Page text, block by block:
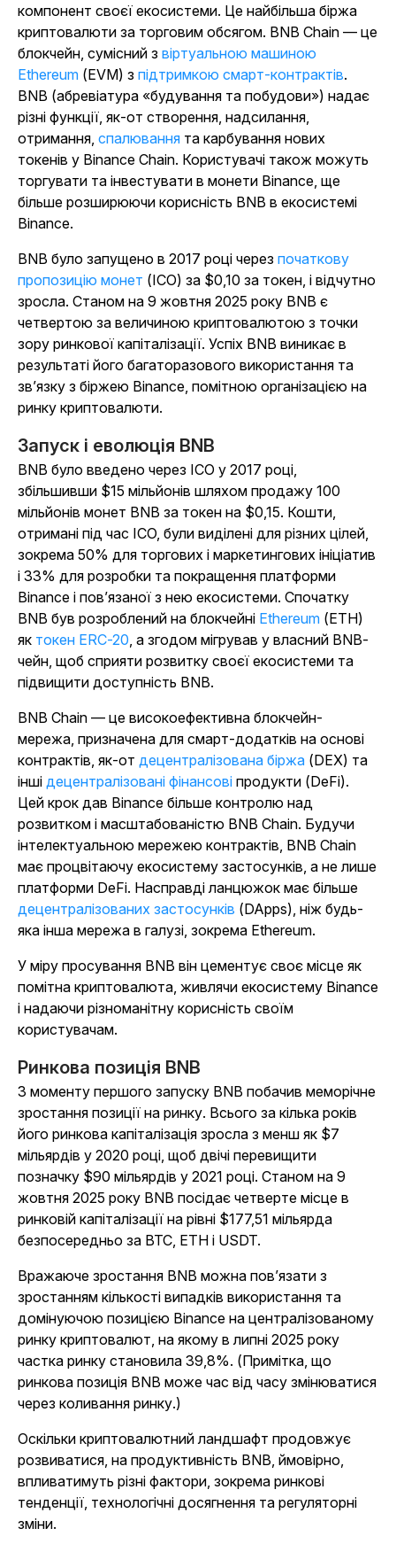
компонент своєї екосистеми. Це найбільша біржа
криптовалюти за торговим обсягом. BNB Chain — це
блокчейн, сумісний з віртуальною машиною
Ethereum (EVM) з підтримкою смарт-контрактів.
BNB (абревіатура «будування та побудови») надає
різні функції, як-от створення, надсилання,
отримання, спалювання та карбування нових
токенів у Binance Chain. Користувачі також можуть
торгувати та інвестувати в монети Binance, ще
більше розширюючи корисність BNB в екосистемі
Binance.
BNB було запущено в 2017 році через початкову
пропозицію монет (ICO) за $0,10 за токен, і відчутно
зросла. Станом на 9 жовтня 2025 року BNB є
четвертою за величиною криптовалютою з точки
зору ринкової капіталізації. Успіх BNB виникає в
результаті його багаторазового використання та
зв’язку з біржею Binance, помітною організацією на
ринку криптовалюти.
Запуск і еволюція BNB
BNB було введено через ICO у 2017 році,
збільшивши $15 мільйонів шляхом продажу 100
мільйонів монет BNB за токен на $0,15. Кошти,
отримані під час ICO, були виділені для різних цілей,
зокрема 50% для торгових і маркетингових ініціатив
і 33% для розробки та покращення платформи
Binance і пов’язаної з нею екосистеми. Спочатку
BNB був розроблений на блокчейні Ethereum (ETH)
як токен ERC-20, а згодом мігрував у власний BNB-
чейн, щоб сприяти розвитку своєї екосистеми та
підвищити доступність BNB.
BNB Chain — це високоефективна блокчейн-
мережа, призначена для смарт-додатків на основі
контрактів, як-от децентралізована біржа (DEX) та
інші децентралізовані фінансові продукти (DeFi).
Цей крок дав Binance більше контролю над
розвитком і масштабованістю BNB Chain. Будучи
інтелектуальною мережею контрактів, BNB Chain
має процвітаючу екосистему застосунків, а не лише
платформи DeFi. Насправді ланцюжок має більше
децентралізованих застосунків (DApps), ніж будь-
яка інша мережа в галузі, зокрема Ethereum.
У міру просування BNB він цементує своє місце як
помітна криптовалюта, живлячи екосистему Binance
і надаючи різноманітну корисність своїм
користувачам.
Ринкова позиція BNB
З моменту першого запуску BNB побачив меморічне
зростання позиції на ринку. Всього за кілька років
його ринкова капіталізація зросла з менш як $7
мільярдів у 2020 році, щоб двічі перевищити
позначку $90 мільярдів у 2021 році. Станом на 9
жовтня 2025 року BNB посідає четверте місце в
ринковій капіталізації на рівні $177,51 мільярда
безпосередньо за BTC, ETH і USDT.
Вражаюче зростання BNB можна пов’язати з
зростанням кількості випадків використання та
домінуючою позицією Binance на централізованому
ринку криптовалют, на якому в липні 2025 року
частка ринку становила 39,8%. (Примітка, що
ринкова позиція BNB може час від часу змінюватися
через коливання ринку.)
Оскільки криптовалютний ландшафт продовжує
розвиватися, на продуктивність BNB, ймовірно,
впливатимуть різні фактори, зокрема ринкові
тенденції, технологічні досягнення та регуляторні
зміни.